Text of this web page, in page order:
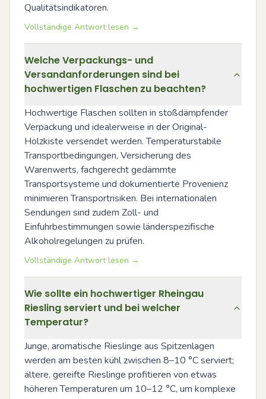
Qualitätsindikatoren.
Vollständige Antwort lesen →
Welche Verpackungs- und
Versandanforderungen sind bei
hochwertigen Flaschen zu beachten?
Hochwertige Flaschen sollten in stoßdämpfender
Verpackung und idealerweise in der Original-
Holzkiste versendet werden. Temperaturstabile
Transportbedingungen, Versicherung des
Warenwerts, fachgerecht gedämmte
Transportsysteme und dokumentierte Provenienz
minimieren Transportrisiken. Bei internationalen
Sendungen sind zudem Zoll- und
Einfuhrbestimmungen sowie länderspezifische
Alkoholregelungen zu prüfen.
Vollständige Antwort lesen →
Wie sollte ein hochwertiger Rheingau
Riesling serviert und bei welcher
Temperatur?
Junge, aromatische Rieslinge aus Spitzenlagen
werden am besten kühl zwischen 8–10 °C serviert;
ältere, gereifte Rieslinge profitieren von etwas
höheren Temperaturen um 10–12 °C, um komplexe